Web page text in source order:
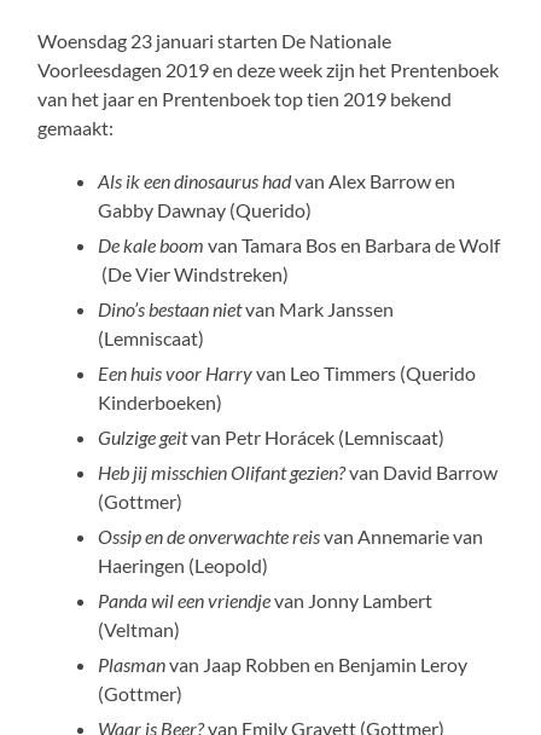
Woensdag 23 januari starten De Nationale
Voorleesdagen 2019 en deze week zijn het Prentenboek
van het jaar en Prentenboek top tien 2019 bekend
gemaakt:
Als ik een dinosaurus hadvan Alex Barrow en
Gabby Dawnay (Querido)
De kale boom van Tamara Bos en Barbara de Wolf
(De Vier Windstreken)
Dino’s bestaan nietvan Mark Janssen
(Lemniscaat)
Een huis voor Harryvan Leo Timmers (Querido
Kinderboeken)
Gulzige geitvan Petr Horácek (Lemniscaat)
Heb jij misschien Olifant gezien?van David Barrow
(Gottmer)
Ossip en de onverwachte reisvan Annemarie van
Haeringen (Leopold)
Panda wil een vriendjevan Jonny Lambert
(Veltman)
Plasmanvan Jaap Robben en Benjamin Leroy
(Gottmer)
Waar is Beer?van Emily Gravett (Gottmer)